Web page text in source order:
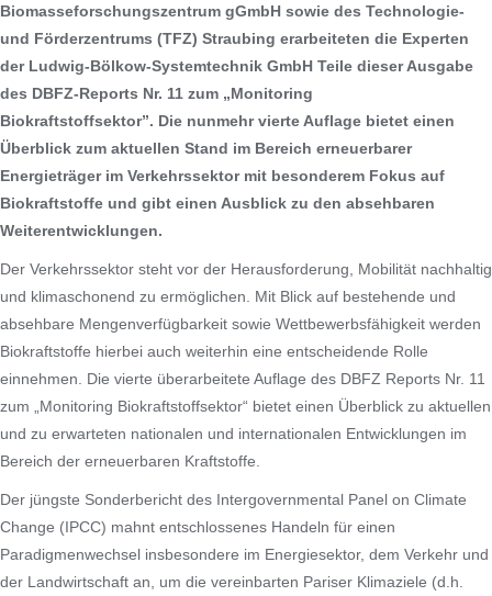
Biomasseforschungszentrum gGmbH sowie des Technologie-
und Förderzentrums (TFZ) Straubing erarbeiteten die Experten
der Ludwig-Bölkow-Systemtechnik GmbH Teile dieser Ausgabe
des DBFZ-Reports Nr. 11 zum „Monitoring
Biokraftstoffsektor”. Die nunmehr vierte Auflage bietet einen
Überblick zum aktuellen Stand im Bereich erneuerbarer
Energieträger im Verkehrssektor mit besonderem Fokus auf
Biokraftstoffe und gibt einen Ausblick zu den absehbaren
Weiterentwicklungen.
Der Verkehrssektor steht vor der Herausforderung, Mobilität nachhaltig
und klimaschonend zu ermöglichen. Mit Blick auf bestehende und
absehbare Mengenverfügbarkeit sowie Wettbewerbsfähigkeit werden
Biokraftstoffe hierbei auch weiterhin eine entscheidende Rolle
einnehmen. Die vierte überarbeitete Auflage des DBFZ Reports Nr. 11
zum „Monitoring Biokraftstoffsektor“ bietet einen Überblick zu aktuellen
und zu erwarteten nationalen und internationalen Entwicklungen im
Bereich der erneuerbaren Kraftstoffe.
Der jüngste Sonderbericht des Intergovernmental Panel on Climate
Change (IPCC) mahnt entschlossenes Handeln für einen
Paradigmenwechsel insbesondere im Energiesektor, dem Verkehr und
der Landwirtschaft an, um die vereinbarten Pariser Klimaziele (d.h.